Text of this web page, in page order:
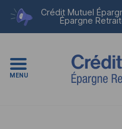
Crédit Mutuel
Épargne
MENU